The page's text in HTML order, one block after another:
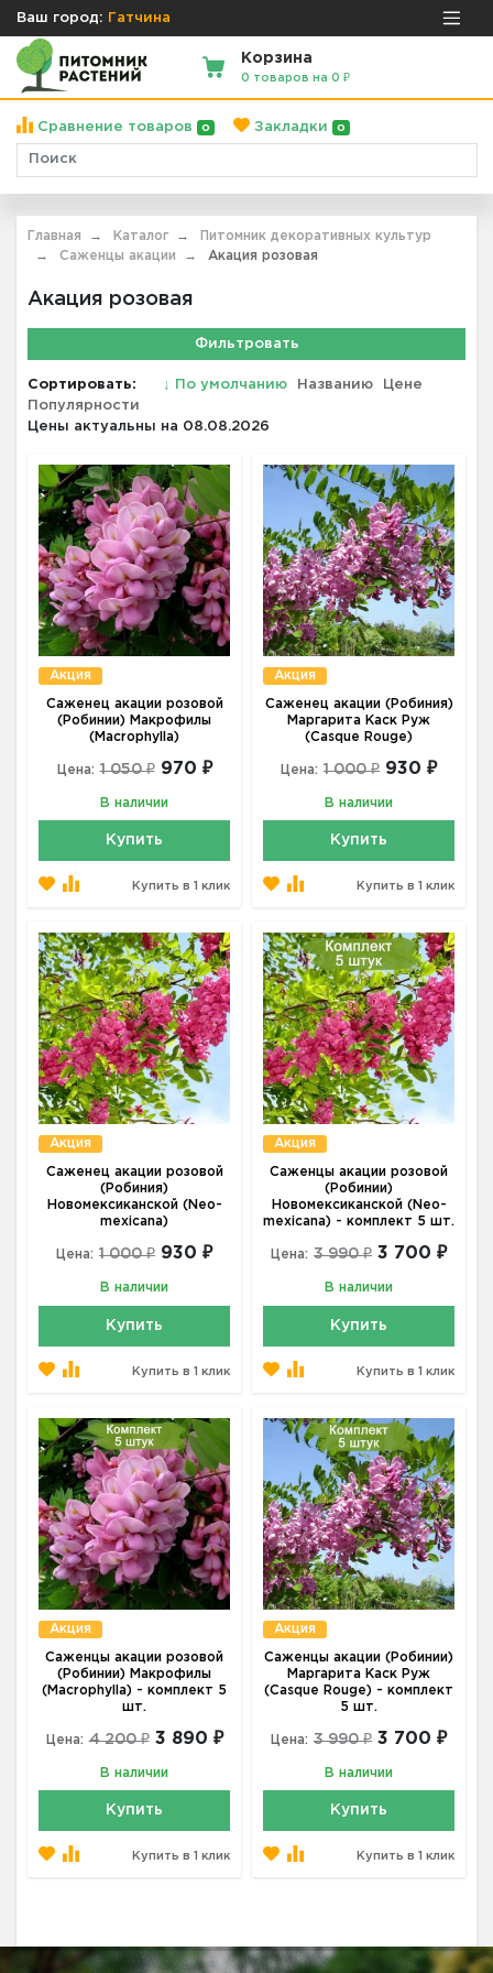
Ваш город: Гатчина
Корзина
0 товаров на 0 ₽
Сравнение товаров 0 Закладки 0
Главная Каталог
Питомник декоративных культур
Саженцы акации
Акация розовая
Акация розовая
Фильтровать
Сортировать: ↓ По умолчанию Названию
Цене
Популярности
Цены актуальны на 08.08.2026
Акция
Саженец акации розовой
(Робинии) Макрофилы
(Macrophylla)
Цена: 1 050 ₽ 970 ₽
В наличии
Купить
Купить в 1 клик
Акция
Саженец акации (Робиния)
Маргарита Каск Руж
(Casque Rouge)
Цена: 1 000 ₽ 930 ₽
В наличии
Купить
Купить в 1 клик
Акция
Саженец акации розовой
(Робиния)
Новомексиканской (Neo-
mexicana)
Цена: 1 000 ₽ 930 ₽
В наличии
Купить
Купить в 1 клик
Акция
Саженцы акации розовой
(Робинии)
Новомексиканской (Neo-
mexicana) - комплект 5 шт.
Цена: 3 990 ₽ 3 700 ₽
В наличии
Купить
Купить в 1 клик
Акция
Саженцы акации розовой
(Робинии) Макрофилы
(Macrophylla) - комплект 5
шт.
Цена: 4 200 ₽ 3 890 ₽
В наличии
Купить
Купить в 1 клик
Акция
Саженцы акации (Робинии)
Маргарита Каск Руж
(Casque Rouge) - комплект
5 шт.
Цена: 3 990 ₽ 3 700 ₽
В наличии
Купить
Купить в 1 клик